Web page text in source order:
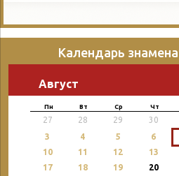
Календарь
Август
Пн Вт Ср Чт
27 28 29 30
3 4 5 6
10
11 12 13
17
18 19 20